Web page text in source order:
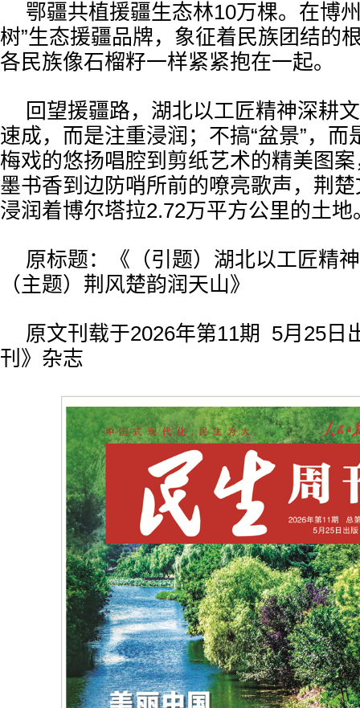
鄂疆共植援疆生态林10万棵。在博
树”生态援疆品牌，象征着民族团结的
各民族像石榴籽一样紧紧抱在一起。
回望援疆路，湖北以工匠精神深耕
速成，而是注重浸润；不搞“盆景”，而
梅戏的悠扬唱腔到剪纸艺术的精美图
墨书香到边防哨所前的嘹亮歌声，荆
浸润着博尔塔拉2.72万平方公里的土地
原标题：《（引题）湖北以工匠精
（主题）荆风楚韵润天山》
原文刊载于2026年第11期 5月25日
刊》杂志